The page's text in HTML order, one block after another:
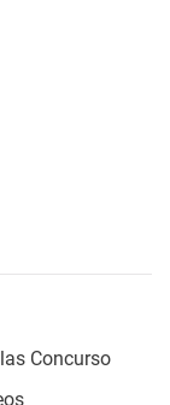
Concurso